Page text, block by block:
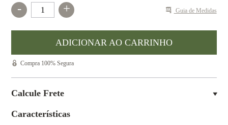
Características
- + Guia de Medidas
Compra 100% Segura
Calcule Frete